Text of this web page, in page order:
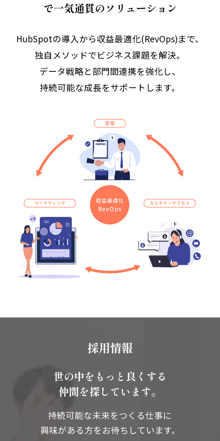
で一気通貫のソリューション
HubSpotの導入から収益最適化(RevOps)まで、
独自メソッドでビジネス課題を解決。
データ戦略と部門間連携を強化し、
持続可能な成長をサポートします。
採用情報
世の中をもっと良くする
仲間を探しています。
持続可能な未来をつくる仕事に
興味がある方をお待ちしています。